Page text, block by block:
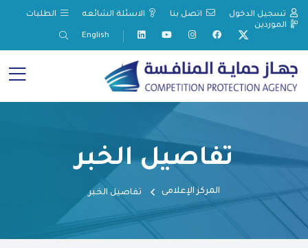
تسجيل الدخول اتصل بنا الاسئلة الشائعه
الطلبات
الموردين
English
تفاصيل الخبر
المركز الإعلامى تفاصيل الخبر